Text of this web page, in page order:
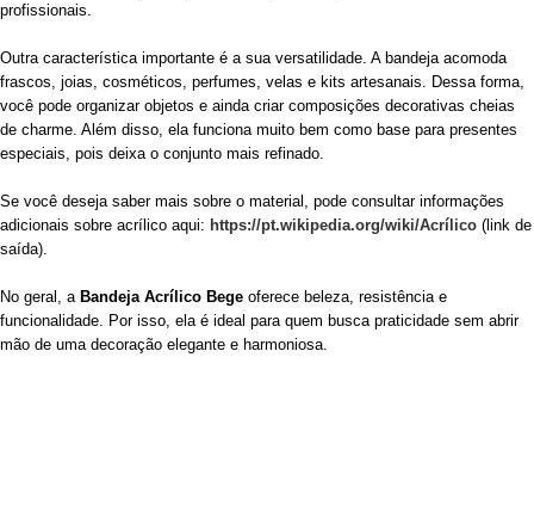
profissionais.
Outra característica importante é a sua versatilidade. A bandeja acomoda
frascos, joias, cosméticos, perfumes, velas e kits artesanais. Dessa forma,
você pode organizar objetos e ainda criar composições decorativas cheias
de charme. Além disso, ela funciona muito bem como base para presentes
especiais, pois deixa o conjunto mais refinado.
Se você deseja saber mais sobre o material, pode consultar informações
adicionais sobre acrílico aqui: https://pt.wikipedia.org/wiki/Acrílico (link de
saída).
No geral, a Bandeja Acrílico Bege oferece beleza, resistência e
funcionalidade. Por isso, ela é ideal para quem busca praticidade sem abrir
mão de uma decoração elegante e harmoniosa.